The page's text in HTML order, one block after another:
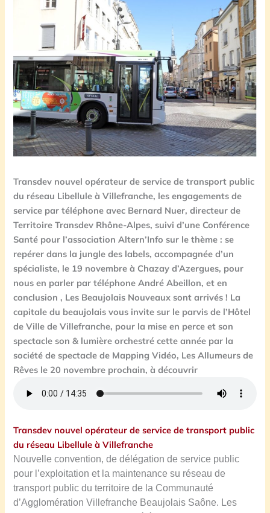
Transdev nouvel opérateur de service de transport public
du réseau Libellule à Villefranche, les engagements de
service par téléphone avec Bernard Nuer, directeur de
Territoire Transdev Rhône-Alpes, suivi d’une Conférence
Santé pour l’association Altern’Info sur le thème : se
repérer dans la jungle des labels, accompagnée d’un
spécialiste, le 19 novembre à Chazay d’Azergues, pour
nous en parler par téléphone André Abeillon, et en
conclusion , Les Beaujolais Nouveaux sont arrivés ! La
capitale du beaujolais vous invite sur le parvis de l’Hôtel
de Ville de Villefranche, pour la mise en perce et son
spectacle son & lumière orchestré cette année par la
société de spectacle de Mapping Vidéo, Les Allumeurs de
Rêves le 20 novembre prochain, à découvrir
Transdev nouvel opérateur de service de transport public
du réseau Libellule à Villefranche
Nouvelle convention, de délégation de service public
pour l’exploitation et la maintenance su réseau de
transport public du territoire de la Communauté
d’Agglomération Villefranche Beaujolais Saône. Les